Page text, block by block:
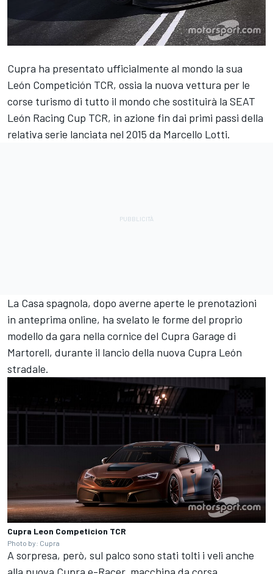
Cupra ha presentato ufficialmente al mondo la sua
León Competición TCR, ossia la nuova vettura per le
corse turismo di tutto il mondo che sostituirà la SEAT
León Racing Cup TCR, in azione fin dai primi passi della
relativa serie lanciata nel 2015 da Marcello Lotti.
La Casa spagnola, dopo averne aperte le prenotazioni
in anteprima online, ha svelato le forme del proprio
modello da gara nella cornice del Cupra Garage di
Martorell, durante il lancio della nuova Cupra León
stradale.
Cupra Leon Competicion TCR
Photo by: Cupra
A sorpresa, però, sul palco sono stati tolti i veli anche